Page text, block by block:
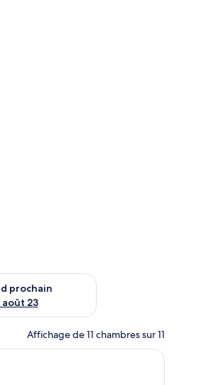
prochain
août 23
pour le week-end prochain août 21 -
Affichage de 11 chambres sur 11